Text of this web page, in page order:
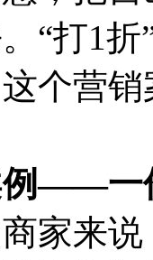
“打1
个营
——一
来说